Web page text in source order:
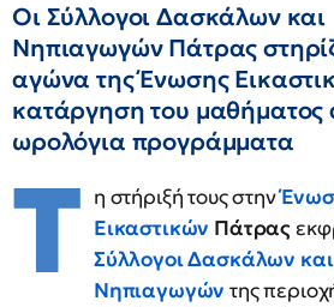
Οι Σύλλογοι Δασκάλων και
Νηπιαγωγών Πάτρας
αγώνα της Ένωσης
κατάργηση του μαθήματος
ωρολόγια προγράμματα
Τ η στήριξή τους στην
Εικαστικών Πάτρας
Σύλλογοι Δασκάλων και
Νηπιαγωγών της